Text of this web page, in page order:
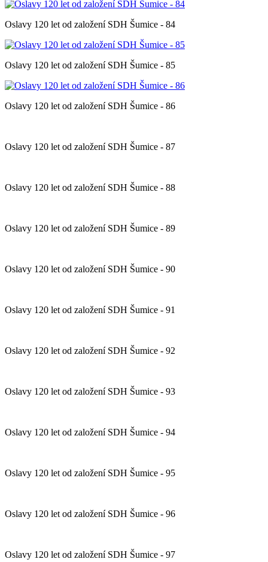
Oslavy 120 let od založení SDH Šumice - 84
Oslavy 120 let od založení SDH Šumice - 85
Oslavy 120 let od založení SDH Šumice - 86
Oslavy 120 let od založení SDH Šumice - 87
Oslavy 120 let od založení SDH Šumice - 88
Oslavy 120 let od založení SDH Šumice - 89
Oslavy 120 let od založení SDH Šumice - 90
Oslavy 120 let od založení SDH Šumice - 91
Oslavy 120 let od založení SDH Šumice - 92
Oslavy 120 let od založení SDH Šumice - 93
Oslavy 120 let od založení SDH Šumice - 94
Oslavy 120 let od založení SDH Šumice - 95
Oslavy 120 let od založení SDH Šumice - 96
Oslavy 120 let od založení SDH Šumice - 97